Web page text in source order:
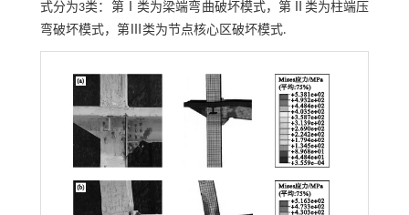
式分为3类：第Ⅰ类为梁端弯曲破坏模式，第Ⅱ类为柱端压
弯破坏模式，第Ⅲ类为节点核心区破坏模式.